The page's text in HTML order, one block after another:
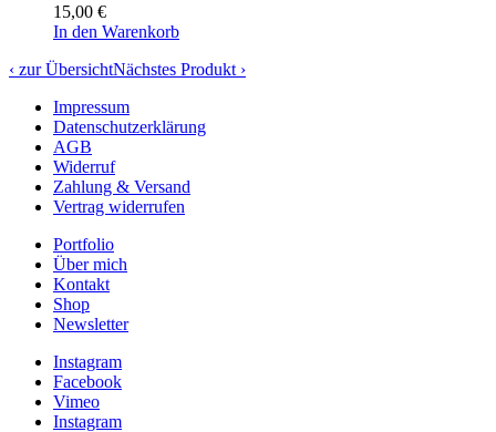
15,00 €
In den Warenkorb
‹ zur ÜbersichtNächstes Produkt ›
Impressum
Datenschutzerklärung
AGB
Widerruf
Zahlung & Versand
Vertrag widerrufen
Portfolio
Über mich
Kontakt
Shop
Newsletter
Instagram
Facebook
Vimeo
Instagram